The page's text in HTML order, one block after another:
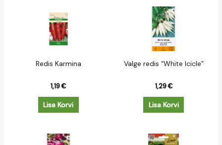
Redis Karmina
1,19€
Lisa Korvi
Valge redis “White Icicle”
1,29€
Lisa Korvi